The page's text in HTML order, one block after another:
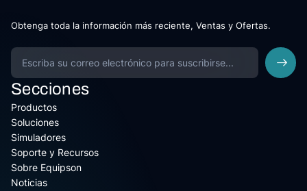
Obtenga toda la información más reciente, Ventas y Ofertas.
Secciones
Productos
Soluciones
Simuladores
Soporte y Recursos
Sobre Equipson
Noticias